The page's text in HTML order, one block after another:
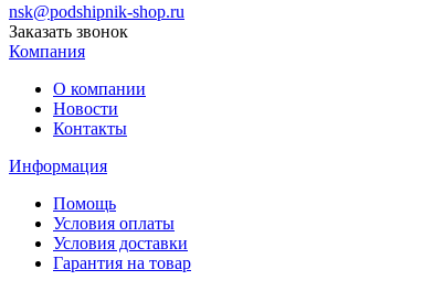
nsk@podshipnik-shop.ru
Заказать звонок
Компания
О компании
Новости
Контакты
Информация
Помощь
Условия оплаты
Условия доставки
Гарантия на товар